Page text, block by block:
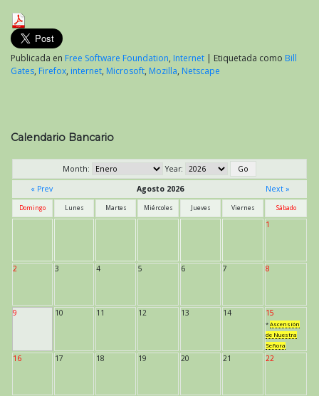
Publicada en Free Software Foundation, Internet | Etiquetada como Bill
Gates, Firefox, internet, Microsoft, Mozilla, Netscape
Calendario Bancario
Month:
Year:
« Prev
Agosto 2026 Next »
Domingo Lunes Martes Miércoles Jueves Viernes Sábado
1
2 3 4 5 6 7 8
9 10 11 12 13 14 15
* Ascensión
de Nuestra
Señora
16 17 18 19 20 21 22